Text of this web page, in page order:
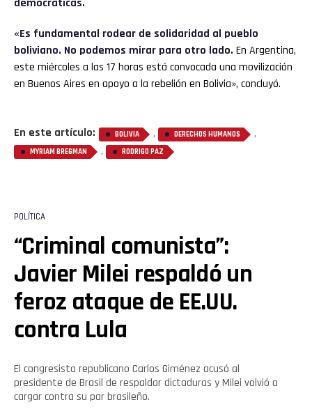
democráticas.
«Es fundamental rodear de solidaridad al pueblo
boliviano. No podemos mirar para otro lado. En Argentina,
este miércoles a las 17 horas está convocada una movilización
en Buenos Aires en apoyo a la rebelión en Bolivia», concluyó.
En este artículo: BOLIVIA , DERECHOS HUMANOS ,
MYRIAM BREGMAN , RODRIGO PAZ
POLÍTICA
“Criminal comunista”:
Javier Milei respaldó un
feroz ataque de EE.UU.
contra Lula
El congresista republicano Carlos Giménez acusó al
presidente de Brasil de respaldar dictaduras y Milei volvió a
cargar contra su par brasileño.